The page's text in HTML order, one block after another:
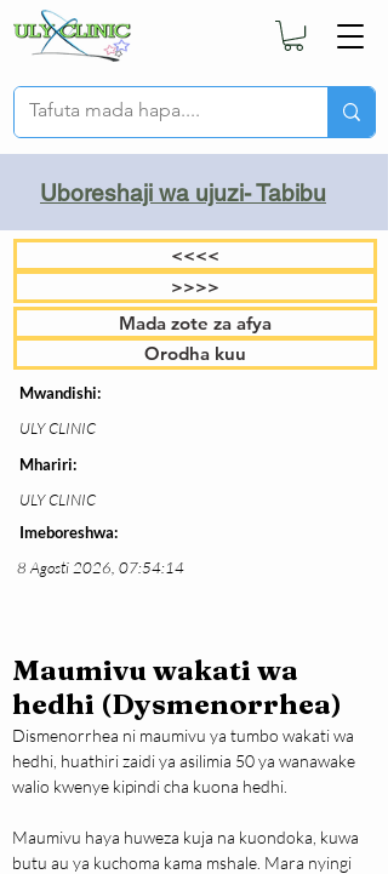
Uboreshaji wa ujuzi- Tabibu
<<<<
>>>>
Mada zote za afya
Orodha kuu
Mwandishi:
ULY CLINIC
Mhariri:
ULY CLINIC
Imeboreshwa:
8 Agosti 2026, 07:54:14
Maumivu wakati wa
hedhi (Dysmenorrhea)
Dismenorrhea ni maumivu ya tumbo wakati wa
hedhi, huathiri zaidi ya asilimia 50 ya wanawake
walio kwenye kipindi cha kuona hedhi.
Maumivu haya huweza kuja na kuondoka, kuwa
butu au ya kuchoma kama mshale. Mara nyingi